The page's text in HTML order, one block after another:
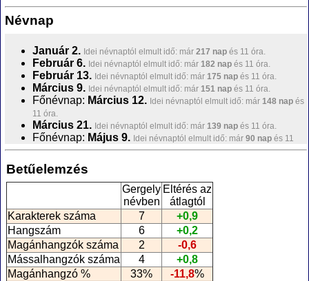
Névnap
Január 2. Idei névnaptól elmult idő: már 217 nap és 11 óra.
Február 6. Idei névnaptól elmult idő: már 182 nap és 11 óra.
Február 13. Idei névnaptól elmult idő: már 175 nap és 11 óra.
Március 9. Idei névnaptól elmult idő: már 151 nap és 11 óra.
Főnévnap: Március 12. Idei névnaptól elmult idő: már 148 nap és
11 óra.
Március 21. Idei névnaptól elmult idő: már 139 nap és 11 óra.
Főnévnap: Május 9. Idei névnaptól elmult idő: már 90 nap és 11
óra.
Május 25.
Június 17.
Névnapig hátralévő idő: még
Névnapig hátralévő idő: még
November 27. Névnapig hátralévő idő: még
Betűelemzés
Gergely
névben
Eltérés az
átlagtól
Karakterek száma
7
+0,9
Hangszám
6
+0,2
Magánhangzók száma
2
-0,6
Mássalhangzók száma
4
+0,8
Magánhangzó %
33% -11,8%